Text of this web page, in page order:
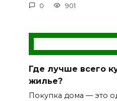
0 901
Где лучше всего
жилье?
Покупка дома — это